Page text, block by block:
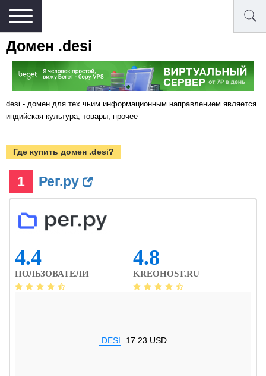
Домен .desi
desi - домен для тех чьим информационным направлением является
индийская культура, товары, прочее
Где купить домен .desi?
1 Рег.ру
4.4
ПОЛЬЗОВАТЕЛИ
4.8
KREOHOST.RU
.DESI 17.23 USD